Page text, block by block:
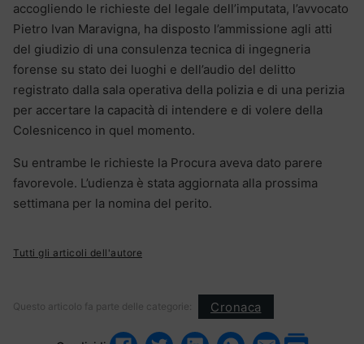
accogliendo le richieste del legale dell’imputata, l’avvocato
Pietro Ivan Maravigna, ha disposto l’ammissione agli atti
del giudizio di una consulenza tecnica di ingegneria
forense su stato dei luoghi e dell’audio del delitto
registrato dalla sala operativa della polizia e di una perizia
per accertare la capacità di intendere e di volere della
Colesnicenco in quel momento.
Su entrambe le richieste la Procura aveva dato parere
favorevole. L’udienza è stata aggiornata alla prossima
settimana per la nomina del perito.
Tutti gli articoli dell'autore
Questo articolo fa parte delle categorie: Cronaca